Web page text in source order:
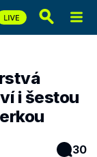
i šestou
30